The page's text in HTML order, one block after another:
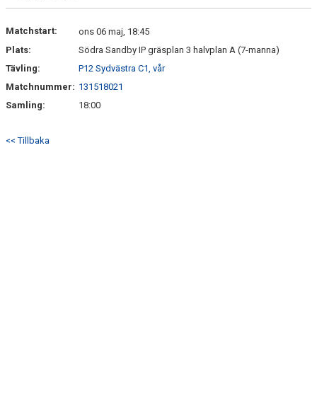
Matchstart:
ons 06 maj, 18:45
Plats:
Södra Sandby IP gräsplan 3 halvplan A (7-manna)
Tävling:
P12 Sydvästra C1, vår
Matchnummer: 131518021
Samling:
18:00
<< Tillbaka